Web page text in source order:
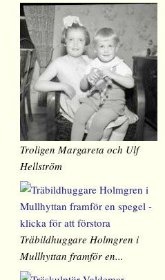
Troligen Margareta och Ulf
Hellström
Träbildhuggare Holmgren i
Mullhyttan framför en...